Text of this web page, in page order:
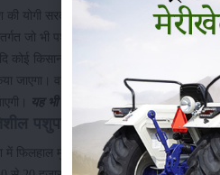
की योगी सरकार द्वारा प्रदेश में पशुपालकों
जो भी पशुपालक कोई देसी गाय खरीदता है,
किसान गुजरात से गिर गाय, पंजाब से
जाएगा। वास्तव में इन तीनों प्रजातियों की
यह भी पढ़ें: इन नस्लों की गायों का
पशुपालक प्रोत्साहन योजना
में फिलहाल मुख्यमंत्री प्रगतिशील पशुपालक